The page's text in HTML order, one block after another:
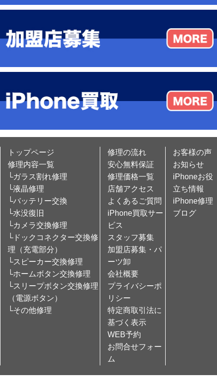
トップページ
修理内容一覧
└ガラス割れ修理
└液晶修理
└バッテリー交換
└水没復旧
└カメラ交換修理
└ドックコネクター交換修
理（充電部分）
└スピーカー交換修理
└ホームボタン交換修理
└スリープボタン交換修理
（電源ボタン）
└その他修理
修理の流れ
安心無料保証
修理価格一覧
店舗アクセス
よくあるご質問
iPhone買取サー
ビス
スタッフ募集
加盟店募集・パ
ーツ卸
会社概要
プライバシーポ
リシー
特定商取引法に
基づく表示
WEB予約
お問合せフォー
ム
お客様の声
お知らせ
iPhoneお役
立ち情報
iPhone修理
ブログ